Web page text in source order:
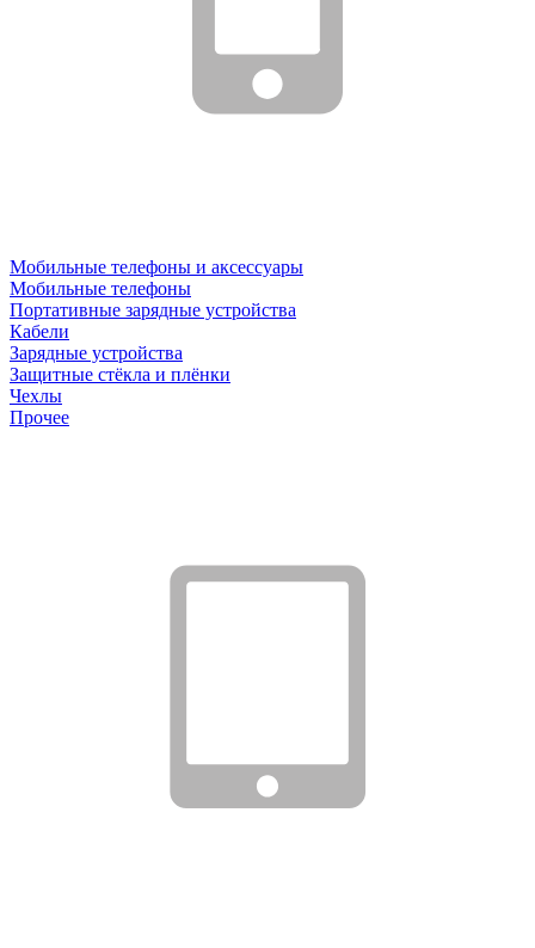
Мобильные телефоны и аксессуары
Мобильные телефоны
Портативные зарядные устройства
Кабели
Зарядные устройства
Защитные стёкла и плёнки
Чехлы
Прочее